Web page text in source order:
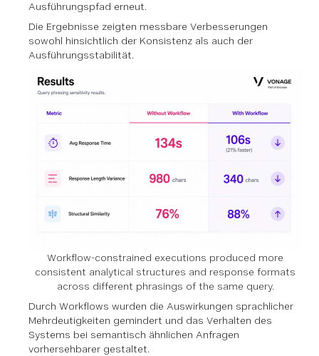
Ausführungspfad erneut.
Die Ergebnisse zeigten messbare Verbesserungen
sowohl hinsichtlich der Konsistenz als auch der
Ausführungsstabilität.
Workflow-constrained executions produced more
consistent analytical structures and response formats
across different phrasings of the same query.
Durch Workflows wurden die Auswirkungen sprachlicher
Mehrdeutigkeiten gemindert und das Verhalten des
Systems bei semantisch ähnlichen Anfragen
vorhersehbarer gestaltet.